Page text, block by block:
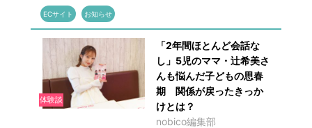
ECサイト お知らせ
体験談
「2年間ほとんど会話な
し」5児のママ・辻希美さ
んも悩んだ子どもの思春
期 関係が戻ったきっか
けとは？
nobico編集部